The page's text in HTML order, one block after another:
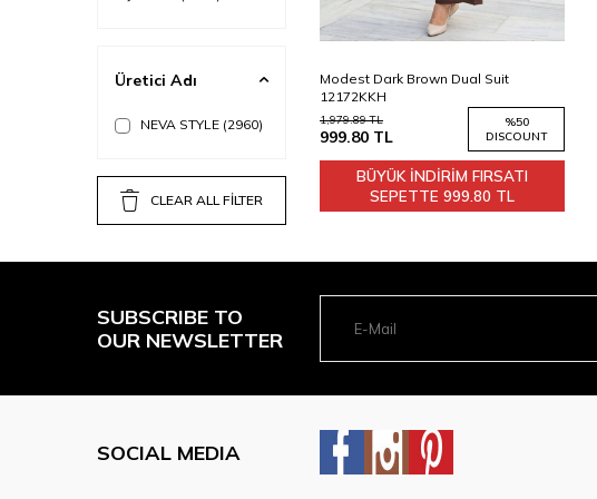
Üretici Adı
NEVA STYLE (2960)
CLEAR ALL FİLTER
38 40 42
Cart
Modest Dark Brown Dual Suit
12172KKH
1,979.89TL
999.80 TL
%50
DISCOUNT
BÜYÜK İNDİRİM FIRSATI
SEPETTE 999.80 TL
SUBSCRIBE TO
OUR NEWSLETTER
SOCIAL MEDIA